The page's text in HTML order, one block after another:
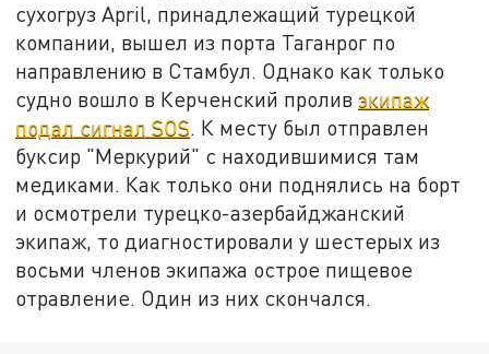
сухогруз April, принадлежащий турецкой
компании, вышел из порта Таганрог по
направлению в Стамбул. Однако как только
судно вошло в Керченский проливэкипаж
подал сигналSOS. К месту был отправлен
буксир "Меркурий" с находившимися там
медиками. Как только они поднялись на борт
и осмотрели турецко-азербайджанский
экипаж, то диагностировали у шестерых из
восьми членов экипажа острое пищевое
отравление. Один из них скончался.